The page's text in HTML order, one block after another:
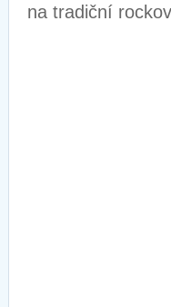
na tradiční